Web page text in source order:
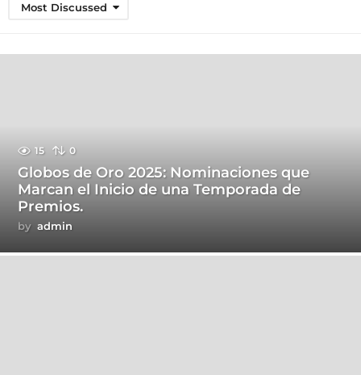
Most Discussed
15 0
Globos de Oro 2025: Nominaciones que
Marcan el Inicio de una Temporada de
Premios.
by admin